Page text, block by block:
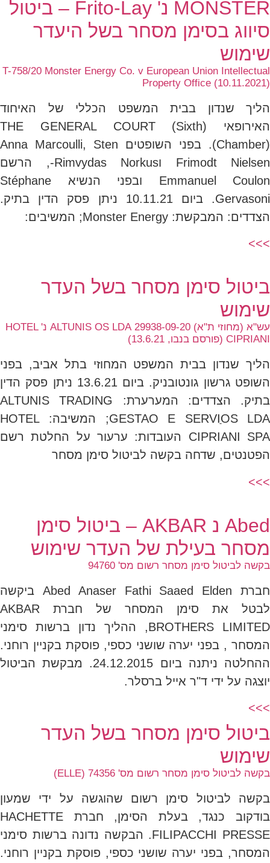
MONSTER נ' Frito-Lay – ביטול
סיווג בסימן מסחר בשל היעדר
שימוש
T-758/20 Monster Energy Co. v European Union Intellectual
Property Office (10.11.2021)
הליך שנדון בבית המשפט הכללי של האיחוד
האירופאי (THE GENERAL COURT (Sixth
Chamber)). בפני השופטים Anna Marcoulli, Sten
Frimodt Nielsen וRimvydas Norkus-, הרשם
Emmanuel Coulon ובפני הנשיא Stéphane
Gervasoni. ביום 10.11.21 ניתן פסק הדין בתיק.
הצדדים: המבקשת: Monster Energy; המשיבים:
>>>
ביטול סימן מסחר בשל העדר
שימוש
עש"א (מחוזי ת"א) 29938-09-20 ALTUNIS OS LDA נ' HOTEL
CIPRIANI (פורסם בנבו, 13.6.21)
הליך שנדון בבית המשפט המחוזי בתל אביב, בפני
השופט גרשון גונטובניק. ביום 13.6.21 ניתן פסק הדין
בתיק. הצדדים: המערערת: ALTUNIS TRADING
GESTAO E SERVIַOS LDA; המשיבה: HOTEL
CIPRIANI SPA העובדות: ערעור על החלטת רשם
הפטנטים, שדחה בקשה לביטול סימן מסחר
>>>
Abed נ AKBAR – ביטול סימן
מסחר בעילת של העדר שימוש
בקשה לביטול סימן מסחר רשום מס' 94760
חברת Abed Anaser Fathi Saaed Elden ביקשה
לבטל את סימן המסחר של חברת AKBAR
BROTHERS LIMITED, ההליך נדון ברשות סימני
המסחר , בפני יערה שושני כספי, פוסקת בקניין רוחני.
ההחלטה ניתנה ביום 24.12.2015. מבקשת הביטול
יוצגה על ידי ד"ר אייל ברסלר.
>>>
ביטול סימן מסחר בשל העדר
שימוש
בקשה לביטול סימן מסחר רשום מס' 74356 (ELLE)
בקשה לביטול סימן רשום שהוגשה על ידי שמעון
בודקוב כנגד, בעלת הסימן, חברת HACHETTE
FILIPACCHI PRESSE. הבקשה נדונה ברשות סימני
המסחר, בפני יערה שושני כספי, פוסקת בקניין רוחני.